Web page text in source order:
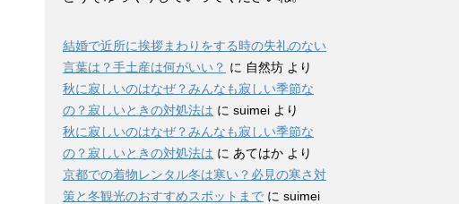
結婚で近所に挨拶まわりをする時の失礼のない
言葉は？手土産は何がいい？ に 自然坊 より
秋に寂しいのはなぜ？みんなも寂しい季節な
の？寂しいときの対処法は に suimei より
秋に寂しいのはなぜ？みんなも寂しい季節な
の？寂しいときの対処法は に あてはか より
京都での着物レンタル冬は寒い？必見の寒さ対
策と冬観光のおすすめスポットまで に suimei